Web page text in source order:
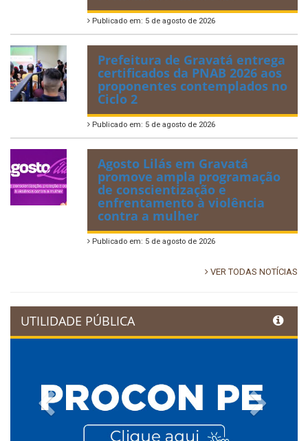
Publicado em: 5 de agosto de 2026
Prefeitura de Gravatá entrega
certificados da PNAB 2026 aos
proponentes contemplados no
Ciclo 2
Publicado em: 5 de agosto de 2026
Agosto Lilás em Gravatá
promove ampla programação
de conscientização e
enfrentamento à violência
contra a mulher
Publicado em: 5 de agosto de 2026
VER TODAS NOTÍCIAS
UTILIDADE PÚBLICA
Previous